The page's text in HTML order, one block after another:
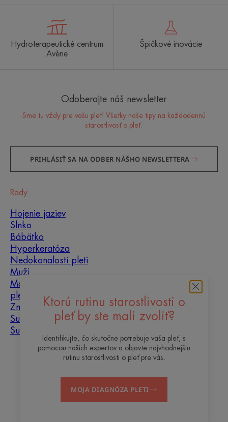
Ktorú rutinu starostlivosti o
pleť by ste mali zvoliť?
Identifikujte, čo skutočne potrebuje vaša pleť, s
pomocou našich expertov a objavte najvhodnejšiu
rutinu starostlivosti o pleť pre vás.
MOJA DIAGNÓZA PLETI
Hydroterapeutické centrum
Avène
Špičkové inovácie
Odoberajte náš newsletter
Sme tu vždy pre vašu pleť! Všetky naše tipy na každodennú
starostlivosť o pleť.
PRIHLÁSIŤ SA NA ODBER NÁŠHO NEWSLETTERA
Rady
Hojenie jaziev
Slnko
Bábätko
Hyperkeratóza
Nedokonalosti pleti
Muži
Mastná, problematická
pleť
Zmiešaná pleť
Suchá pleť
Suchosť a dehydratácia
O nás
KontaktČasto kladené otázky